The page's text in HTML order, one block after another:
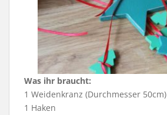
Was ihr braucht:
1 Weidenkranz (Durchmesser 50cm)
1 Haken